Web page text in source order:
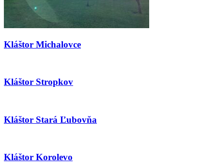
Kláštor Michalovce
Kláštor Stropkov
Kláštor Stará Ľubovňa
Kláštor Korolevo